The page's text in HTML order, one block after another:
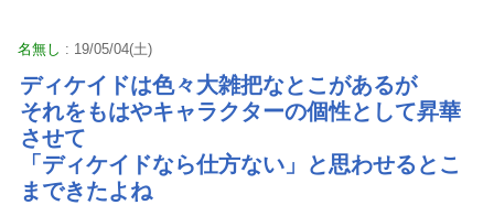
名無し : 19/05/04(土)
ディケイドは色々大雑把なとこがあるが
それをもはやキャラクターの個性として昇華
させて
「ディケイドなら仕方ない」と思わせるとこ
まできたよね